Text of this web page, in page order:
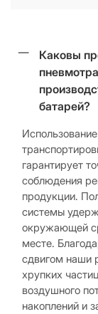
Каковы
батарей?
гарантирует
соблюдения
продукции.
системы
окружающей
месте.
сдвигом наши
хрупких
воздушного
накоплений и